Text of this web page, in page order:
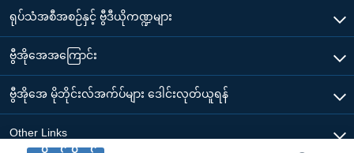
ရုပ်သံအစီအစဉ်နှင့် ဗွီဒီယိုကဏ္ဍများ
ဗွီအိုအေအကြောင်း
ဗွီအိုအေ မိုဘိုင်းလ်အက်ပ်များ ဒေါင်းလုတ်ယူရန်
Other Links